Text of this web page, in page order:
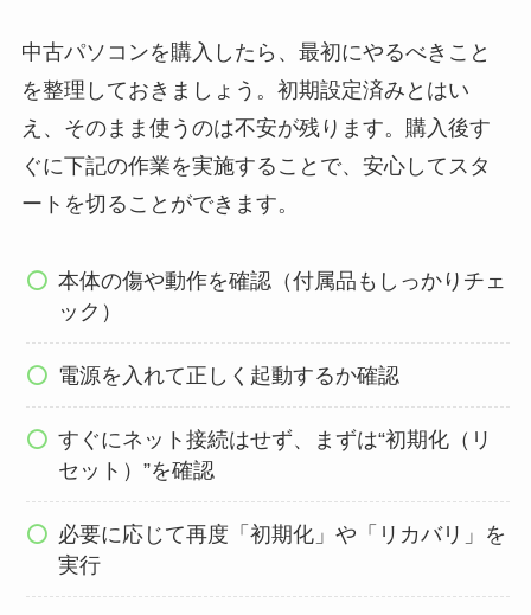
中古パソコンを購入したら、最初にやるべきこと
を整理しておきましょう。初期設定済みとはい
え、そのまま使うのは不安が残ります。購入後す
ぐに下記の作業を実施することで、安心してスタ
ートを切ることができます。
本体の傷や動作を確認（付属品もしっかりチェ
ック）
電源を入れて正しく起動するか確認
すぐにネット接続はせず、まずは“初期化（リ
セット）”を確認
必要に応じて再度「初期化」や「リカバリ」を
実行